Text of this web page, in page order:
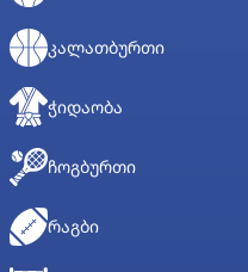
ᲙᲐᲚᲐᲗᲑᲣᲠᲗᲘ
ᲭᲘᲓᲐᲝᲑᲐ
ᲩᲝᲒᲑᲣᲠᲗᲘ
ᲠᲐᲒᲑᲘ